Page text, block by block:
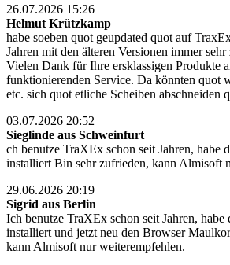
26.07.2026 15:26
Helmut Krützkamp
habe soeben quot geupdated quot auf
Jahren mit den älteren Versionen immer
Vielen Dank für Ihre ersklassigen Produkte
funktionierenden Service. Da könnten quot
etc. sich quot etliche Scheiben abschneiden
03.07.2026 20:52
Sieglinde aus Schweinfurt
ch benutze TraXEx schon seit Jahren, habe
installiert Bin sehr zufrieden, kann Almisoft
29.06.2026 20:19
Sigrid aus Berlin
Ich benutze TraXEx schon seit Jahren, habe
installiert und jetzt neu den Browser
kann Almisoft nur weiterempfehlen.